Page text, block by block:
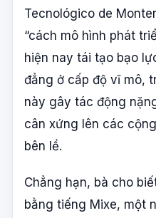
Tecnológico de
“cách mô hình phát
hiện nay tái tạo bạo
đẳng ở cấp độ vĩ mô,
này gây tác động
cân xứng lên các
bên lề.
Chẳng hạn, bà cho
bằng tiếng Mixe, một